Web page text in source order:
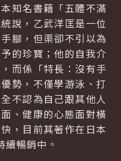
知名書籍「五體不滿
說，乙武洋匡是一位
腳，但渠卻不引以為
的珍寶；他的自我介
而係「特長：沒有手
勢，不僅學游泳、打
不認為自己跟其他人
、健康的心態面對橫
，目前其著作在日本
暢銷中。